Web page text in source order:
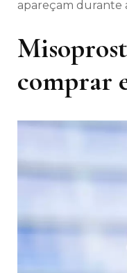
apareçam durante
comprar